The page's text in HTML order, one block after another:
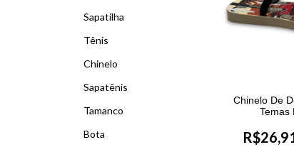
Sapatilha
Tênis
Chinelo
Sapatênis
Tamanco
Bota
Chinelo De
Temas